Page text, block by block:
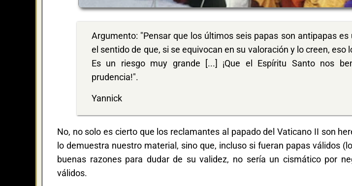
Argumento: "Pensar que los últimos seis papas son antipapas
el sentido de que, si se equivocan en su valoración y lo creen, eso
Es un riesgo muy grande [...] ¡Que el Espíritu Santo nos
prudencia!".
Yannick
No, no solo es cierto que los reclamantes al papado del Vaticano II son
lo demuestra nuestro material, sino que, incluso si fueran papas válidos
buenas razones para dudar de su validez, no sería un cismático por
válidos.